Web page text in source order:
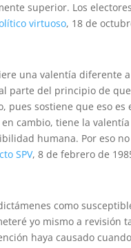
superior. Los
virtuoso, 18 de
una valentía diferente
parte del principio de
pues sostiene que eso
cambio, tiene la
humana. Por eso
SPV, 8 de febrero de
como
yo mismo a revisión
haya causado